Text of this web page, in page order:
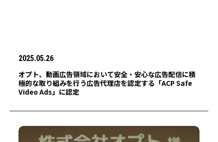
2025.05.26
オプト、動画広告領域において安全・安心な広告配信に積
極的な取り組みを行う広告代理店を認定する「ACP Safe
Video Ads」に認定